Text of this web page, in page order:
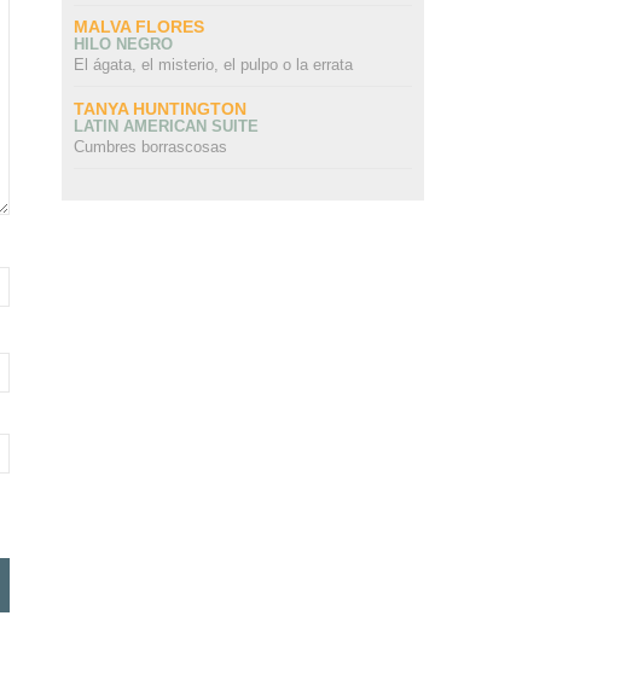
MALVA FLORES
HILO NEGRO
El ágata, el misterio, el pulpo o la errata
TANYA HUNTINGTON
LATIN AMERICAN SUITE
Cumbres borrascosas